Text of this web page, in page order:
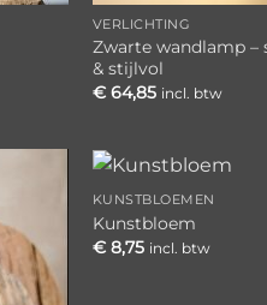
VERLICHTING
Zwarte wandlamp –
& stijlvol
€64,85 incl. btw
aan
KUNSTBLOEMEN
Kunstbloem
€8,75 incl. btw